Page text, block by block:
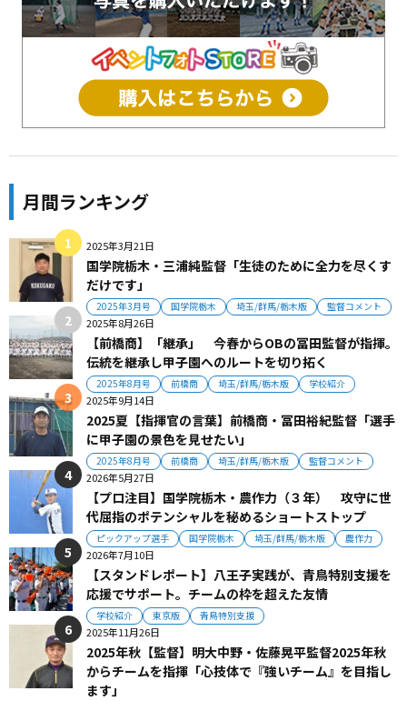
月間ランキング
2025年3月21日
国学院栃木・三浦純監督「生徒のために全力を尽くす
だけです」
2025年3月号 国学院栃木 埼玉/群馬/栃木版 監督コメント
2025年8月26日
【前橋商】「継承」 今春からOBの冨田監督が指揮。
伝統を継承し甲子園へのルートを切り拓く
2025年8月号 前橋商 埼玉/群馬/栃木版 学校紹介
2025年9月14日
2025夏【指揮官の言葉】前橋商・冨田裕紀監督「選手
に甲子園の景色を見せたい」
2025年8月号 前橋商 埼玉/群馬/栃木版 監督コメント
2026年5月27日
【プロ注目】国学院栃木・農作力（３年） 攻守に世
代屈指のポテンシャルを秘めるショートストップ
ピックアップ選手 国学院栃木 埼玉/群馬/栃木版 農作力
2026年7月10日
【スタンドレポート】八王子実践が、青鳥特別支援を
応援でサポート。チームの枠を超えた友情
学校紹介 東京版 青鳥特別支援
2025年11月26日
2025年秋【監督】明大中野・佐藤晃平監督2025年秋
からチームを指揮「心技体で『強いチーム』を目指し
ます」